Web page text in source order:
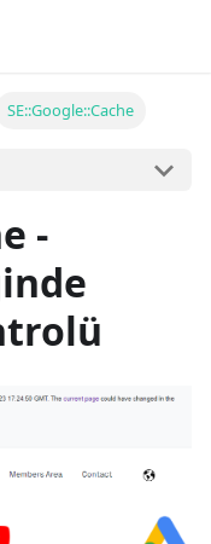
SE::Google::Cache
-